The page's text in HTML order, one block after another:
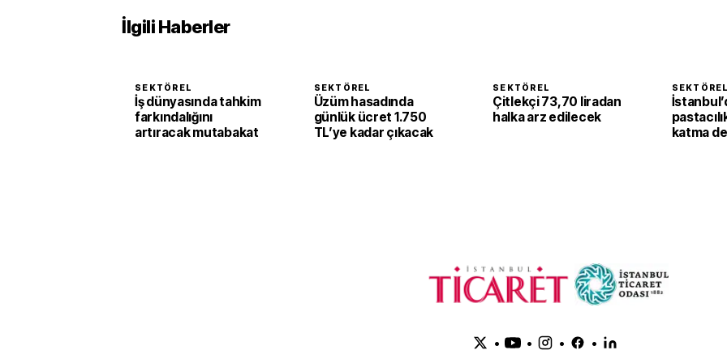
İlgili Haberler
SEKTÖREL
İş dünyasında tahkim
farkındalığını
artıracak mutabakat
SEKTÖREL
Üzüm hasadında
günlük ücret 1.750
TL’ye kadar çıkacak
SEKTÖREL
Çitlekçi 73,70 liradan
halka arz edilecek
katma
• • • •